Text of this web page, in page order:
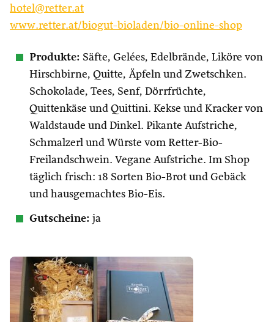
hotel@retter.at
www.retter.at/biogut-bioladen/bio-online-shop
Produkte: Säfte, Gelées, Edelbrände, Liköre von
Hirschbirne, Quitte, Äpfeln und Zwetschken.
Schokolade, Tees, Senf, Dörrfrüchte,
Quittenkäse und Quittini. Kekse und Kracker von
Waldstaude und Dinkel. Pikante Aufstriche,
Schmalzerl und Würste vom Retter-Bio-
Freilandschwein. Vegane Aufstriche. Im Shop
täglich frisch: 18 Sorten Bio-Brot und Gebäck
und hausgemachtes Bio-Eis.
Gutscheine: ja